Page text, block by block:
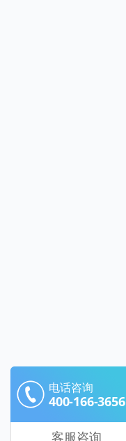
电话咨询
400-166-3656
客服咨询